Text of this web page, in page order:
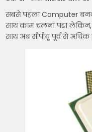
सबसे पहला Computer
साथ काम चलना पड़ा
साथ अब सीपीयू पूर्व से अधिक